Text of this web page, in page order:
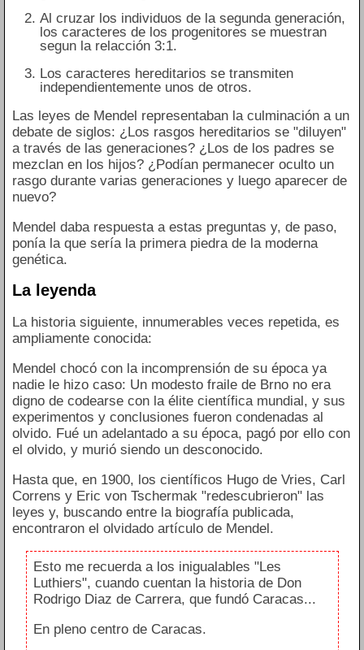
Al cruzar los individuos de la segunda generación,
los caracteres de los progenitores se muestran
segun la relacción 3:1.
Los caracteres hereditarios se transmiten
independientemente unos de otros.
Las leyes de Mendel representaban la culminación a un
debate de siglos: ¿Los rasgos hereditarios se "diluyen"
a través de las generaciones? ¿Los de los padres se
mezclan en los hijos? ¿Podían permanecer oculto un
rasgo durante varias generaciones y luego aparecer de
nuevo?
Mendel daba respuesta a estas preguntas y, de paso,
ponía la que sería la primera piedra de la moderna
genética.
La leyenda
La historia siguiente, innumerables veces repetida, es
ampliamente conocida:
Mendel chocó con la incomprensión de su época ya
nadie le hizo caso: Un modesto fraile de Brno no era
digno de codearse con la élite científica mundial, y sus
experimentos y conclusiones fueron condenadas al
olvido. Fué un adelantado a su época, pagó por ello con
el olvido, y murió siendo un desconocido.
Hasta que, en 1900, los científicos Hugo de Vries, Carl
Correns y Eric von Tschermak "redescubrieron" las
leyes y, buscando entre la biografía publicada,
encontraron el olvidado artículo de Mendel.
Esto me recuerda a los inigualables "Les
Luthiers", cuando cuentan la historia de Don
Rodrigo Diaz de Carrera, que fundó Caracas...
En pleno centro de Caracas.